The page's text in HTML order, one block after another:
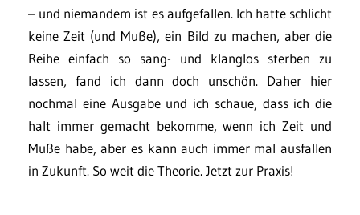
– und niemandem ist es aufgefallen. Ich hatte schlicht
keine Zeit (und Muße), ein Bild zu machen, aber die
Reihe einfach so sang- und klanglos sterben zu
lassen, fand ich dann doch unschön. Daher hier
nochmal eine Ausgabe und ich schaue, dass ich die
halt immer gemacht bekomme, wenn ich Zeit und
Muße habe, aber es kann auch immer mal ausfallen
in Zukunft. So weit die Theorie. Jetzt zur Praxis!